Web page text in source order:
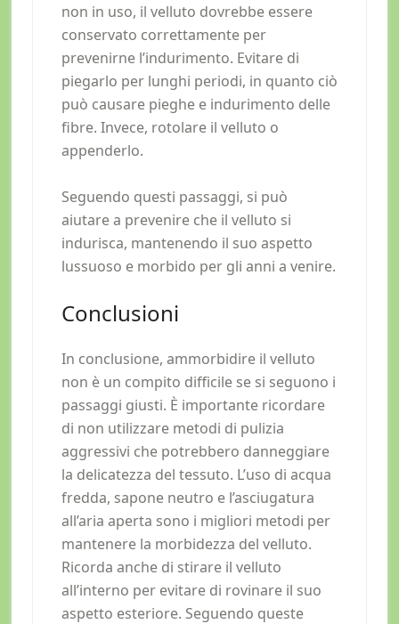
non in uso, il velluto dovrebbe essere
conservato correttamente per
prevenirne l’indurimento. Evitare di
piegarlo per lunghi periodi, in quanto ciò
può causare pieghe e indurimento delle
fibre. Invece, rotolare il velluto o
appenderlo.
Seguendo questi passaggi, si può
aiutare a prevenire che il velluto si
indurisca, mantenendo il suo aspetto
lussuoso e morbido per gli anni a venire.
Conclusioni
In conclusione, ammorbidire il velluto
non è un compito difficile se si seguono i
passaggi giusti. È importante ricordare
di non utilizzare metodi di pulizia
aggressivi che potrebbero danneggiare
la delicatezza del tessuto. L’uso di acqua
fredda, sapone neutro e l’asciugatura
all’aria aperta sono i migliori metodi per
mantenere la morbidezza del velluto.
Ricorda anche di stirare il velluto
all’interno per evitare di rovinare il suo
aspetto esteriore. Seguendo queste